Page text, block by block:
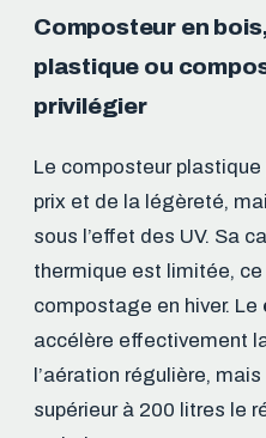
Composteur en
plastique ou
privilégier
Le composteur
prix et de la légèreté,
sous l’effet des UV. Sa
thermique est limitée,
compostage en hiver. Le
accélère effectivement
l’aération régulière,
supérieur à 200 litres le